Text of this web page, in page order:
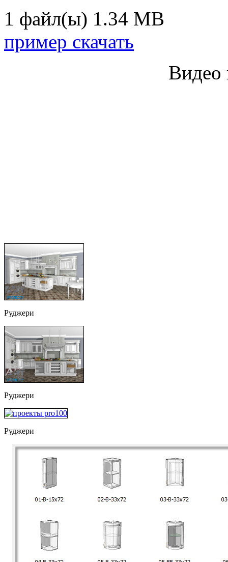
1 файл(ы) 1.34 MB
пример скачать
Видео
Руджери
Руджери
Руджери